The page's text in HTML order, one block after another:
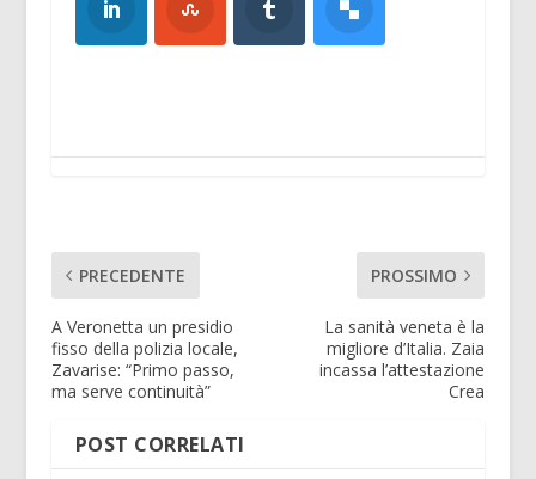
PRECEDENTE
A Veronetta un presidio
fisso della polizia locale,
Zavarise: “Primo passo,
ma serve continuità”
PROSSIMO
La sanità veneta è la
migliore d’Italia. Zaia
incassa l’attestazione
Crea
POST CORRELATI